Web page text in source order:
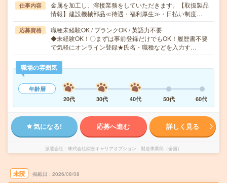
仕事内容
金属を加工し、溶接業務をしていただきます。【取扱製品
情報】建設機械部品≪待遇・福利厚生≫・日払い制度…
応募資格
職種未経験OK / ブランクOK / 英語力不要
◆未経験OK！〇まずは事前登録だけでもOK！履歴書不要
で気軽にオンライン登録★氏名・職種などを入力す…
職場の雰囲気
年齢層
20代
30代 40代 50代 60代
気になる! 応募へ進む 詳しく見る
派遣会社 株式会社綜合キャリアオプション 製造事業部（全国）
未読 掲載日 2026/08/08